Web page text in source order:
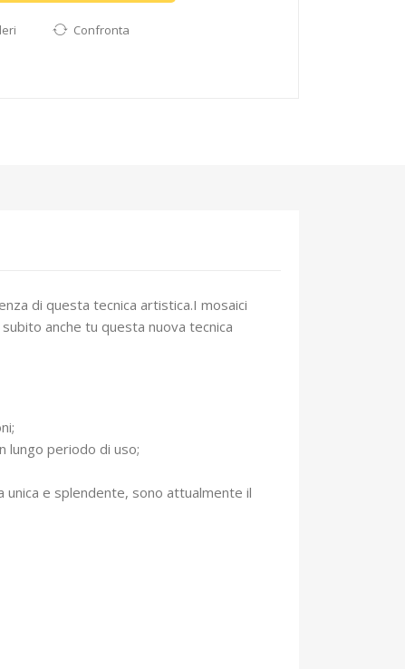
Confronta
di questa tecnica artistica.I mosaici
anche tu questa nuova tecnica
lungo periodo di uso;
unica e splendente, sono attualmente il